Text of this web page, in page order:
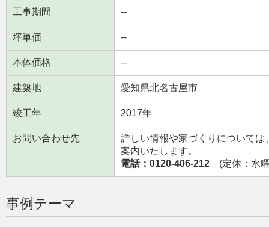
工事期間 --
坪単価 --
本体価格 --
建築地 愛知県北名古屋市
竣工年 2017年
お問い合わせ先
詳しい情報や家づくりについて
案内いたします。
電話：0120-406-212 (定休：水
事例テーマ